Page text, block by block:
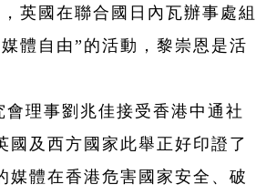
英國在聯合國日內瓦辦事處組
體自由”的活動，黎崇恩是活
會理事劉兆佳接受香港中通社
國及西方國家此舉正好印證了
媒體在香港危害國家安全、破